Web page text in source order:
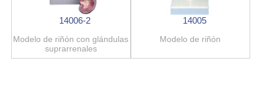
14006-2
Modelo de riñón con glándulas
suprarrenales
14005
Modelo de riñón